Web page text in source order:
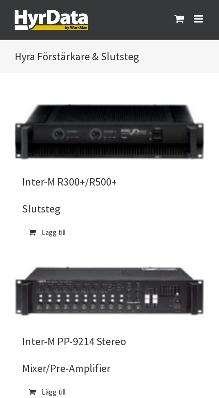
innehållet
Förstärkare & Slutsteg
Inter-M R300+/R500+
Slutsteg
Lägg till
Inter-M PP-9214 Stereo
Mixer/Pre-Amplifier
Lägg till